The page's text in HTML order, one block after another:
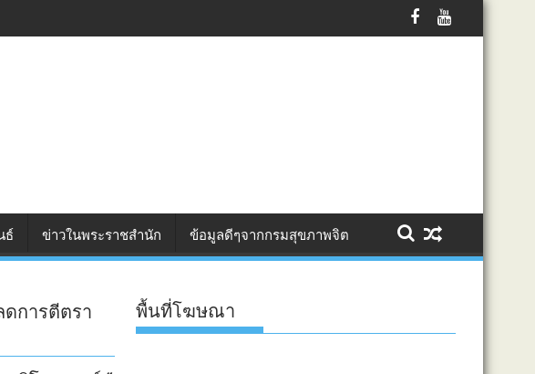
ยกระดับสินค้า สร้างคุณค่า เพิ่มมูลค่า สู่แพลตฟอร์มออนไลน์
ธ์ ข่าวในพระราชสำนัก ข้อมูลดีๆจากกรมสุขภาพจิต
ดการตีตรา
พื้นที่โฆษณา